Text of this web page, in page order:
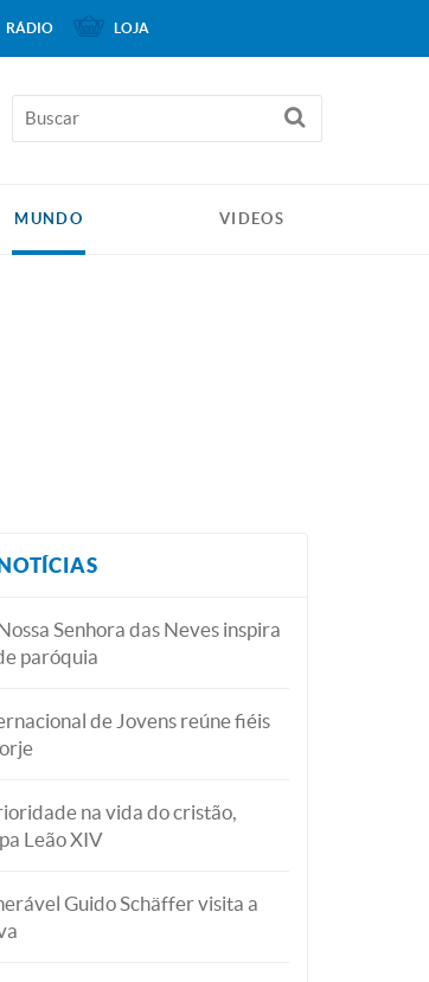
MUNDO VIDEOS
Senhora das Neves inspira
paróquia
de Jovens reúne fiéis
na vida do cristão,
Leão XIV
Guido Schäffer visita a
RÁDIO LOJA